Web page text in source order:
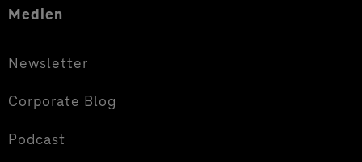
Medien
Newsletter
Corporate Blog
Podcast